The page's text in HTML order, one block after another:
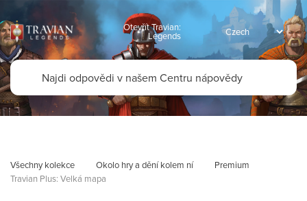
Otevřít Travian:
Legends
Všechny kolekce Okolo hry a dění kolem ní
Premium
Travian Plus: Velká mapa